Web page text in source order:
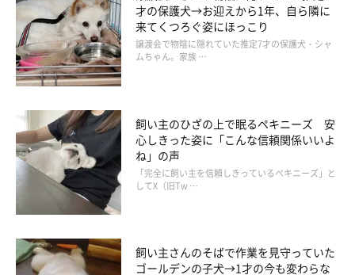
才の保護犬→お迎えから1年、自ら隣に
来てくつろぐ姿にほっこり
譲渡会で物陰に隠れていた推定7才の保護犬・シャ
ムちゃん。家族 …
飼い主のひざの上で眠るペキニーズ 安
心しきった姿に「こんな信頼関係いいよ
ね」の声
「完全に飼い主を信頼しきっているペキニーズ」と
してX（旧Tw …
飼い主さんのそばで作業を見守っていた
ゴールデンの子犬→1才の今も変わらな